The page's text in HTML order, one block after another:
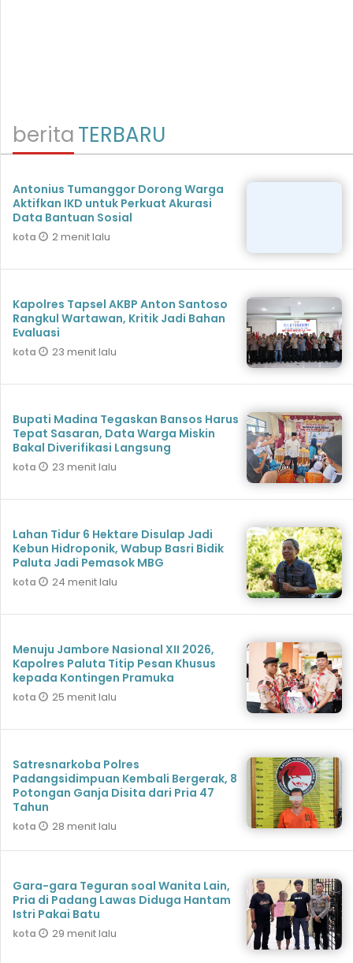
beritaTERBARU
Antonius Tumanggor Dorong Warga
Aktifkan IKD untuk Perkuat Akurasi
Data Bantuan Sosial
kota 2 menit lalu
Kapolres Tapsel AKBP Anton Santoso
Rangkul Wartawan, Kritik Jadi Bahan
Evaluasi
kota 23 menit lalu
Bupati Madina Tegaskan Bansos Harus
Tepat Sasaran, Data Warga Miskin
Bakal Diverifikasi Langsung
kota 23 menit lalu
Lahan Tidur 6 Hektare Disulap Jadi
Kebun Hidroponik, Wabup Basri Bidik
Paluta Jadi Pemasok MBG
kota 24 menit lalu
Menuju Jambore Nasional XII 2026,
Kapolres Paluta Titip Pesan Khusus
kepada Kontingen Pramuka
kota 25 menit lalu
Satresnarkoba Polres
Padangsidimpuan Kembali Bergerak, 8
Potongan Ganja Disita dari Pria 47
Tahun
kota 28 menit lalu
Gara-gara Teguran soal Wanita Lain,
Pria di Padang Lawas Diduga Hantam
Istri Pakai Batu
kota 29 menit lalu